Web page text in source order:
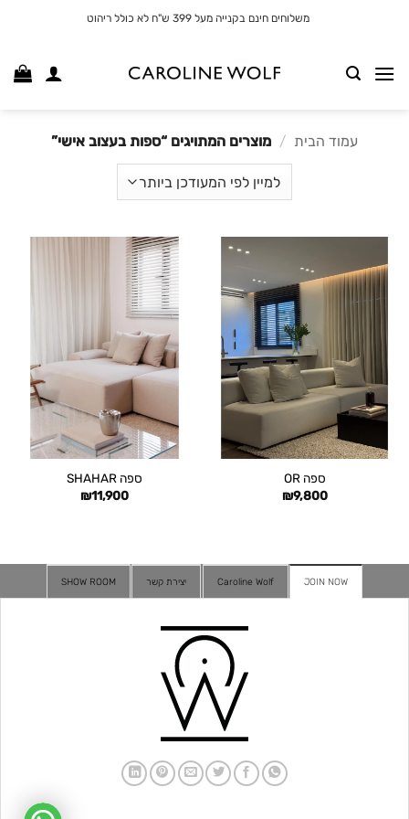
משלוחים חינם בקנייה מעל 399 ש"ח לא כולל ריהוט
עמוד הבית / מוצרים המתויגים “ספות בעצוב אישי”
ספה OR
₪9,800
ספה SHAHAR
₪11,900
JOIN NOW
Caroline Wolf יצירת קשר SHOW ROOM